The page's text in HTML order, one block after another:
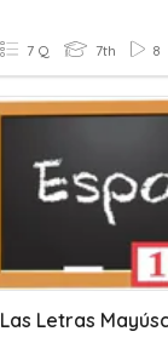
7 Q 7th 8